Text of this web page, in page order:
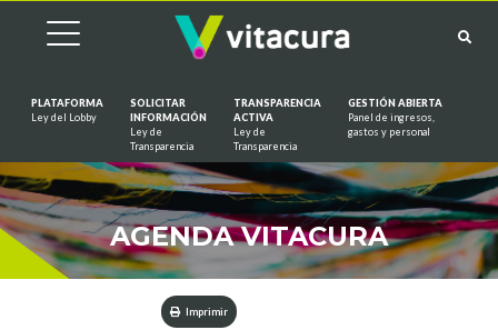
PLATAFORMA
Ley del Lobby
SOLICITAR
INFORMACIÓN
Ley de
Transparencia
TRANSPARENCIA
ACTIVA
Ley de
Transparencia
GESTIÓN ABIERTA
Panel de ingresos,
gastos y personal
AGENDA VITACURA
Imprimir